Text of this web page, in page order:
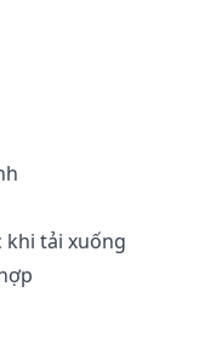
tải xuống